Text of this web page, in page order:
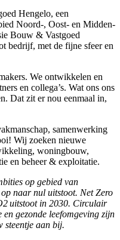
Hengelo, een
Noord-, Oost- en Midden-
Bouw & Vastgoed
bedrijf, met de fijne sfeer en
We ontwikkelen en
en collega’s. Wat ons ons
Dat zit er nou eenmaal in,
samenwerking
Wij zoeken nieuwe
woningbouw,
en beheer & exploitatie.
op gebied van
naar nul uitstoot. Net Zero
uitstoot in 2030. Circulair
en gezonde leefomgeving zijn
aan bij.